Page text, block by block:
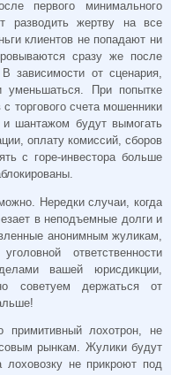
первого минимального
разводить жертву на все
клиентов не попадают ни
сразу же после
зависимости от сценария,
уменьшаться. При попытке
торгового счета мошенники
шантажом будут вымогать
оплату комиссий, сборов
с горе-инвестора больше
Нередки случаи, когда
в неподъемные долги и
анонимным жуликам,
ответственности
вашей юрисдикции,
советуем держаться от
примитивный лохотрон, не
рынкам. Жулики будут
лоховозку не прикроют под